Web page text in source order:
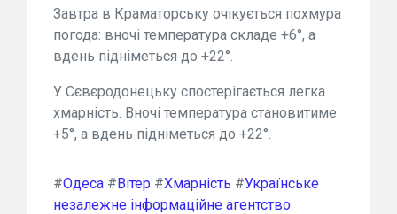
Завтра в Краматорську очікується похмура
погода: вночі температура складе +6°, а
вдень підніметься до +22°.
У Сєвєродонецьку спостерігається легка
хмарність. Вночі температура становитиме
+5°, а вдень підніметься до +22°.
#Одеса #Вітер #Хмарність #Українське
незалежне інформаційне агентство